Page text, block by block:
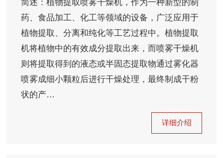
简述：植物提取喷雾干燥机，作为一种新型的制
药、食品加工、化工等领域的设备，广泛应用于
植物提取、分离和纯化等工艺过程中。植物提取
机将植物中的有效成分提取出来，而喷雾干燥机
则将提取得到的液态或半固态提取物通过雾化器
喷雾成细小颗粒后进行干燥处理，最终制成干粉
状的产…
详细介绍